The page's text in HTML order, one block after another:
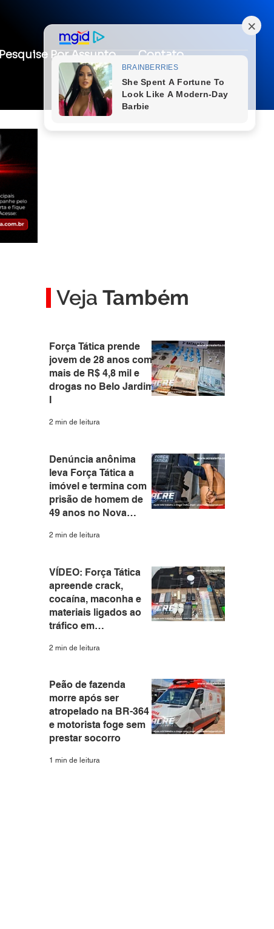
Pesquise Por Assunto Contato
Força Tática prende
jovem de 28 anos com
mais de R$ 4,8 mil e
drogas no Belo Jardim
I
2 min de leitura
Denúncia anônima
leva Força Tática a
imóvel e termina com
prisão de homem de
49 anos no Nova
2 min de leitura
VÍDEO: Força Tática
apreende crack,
cocaína, maconha e
materiais ligados ao
tráfico em
Helena
2 min de leitura
Peão de fazenda
morre após ser
atropelado na BR-364
e motorista foge sem
prestar socorro
1 min de leitura
Veja Também